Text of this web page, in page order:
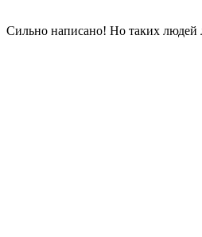
Сильно написано! Но таких людей